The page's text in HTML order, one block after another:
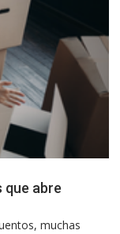
que abre
muchas